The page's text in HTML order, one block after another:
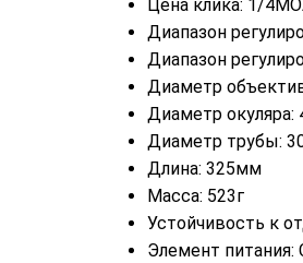
Цена клика: 1/
Диапазон
Диапазон
Диаметр
Диаметр
Диаметр трубы:
Длина: 325мм
Масса: 523г
Устойчивость к
Элемент питания: